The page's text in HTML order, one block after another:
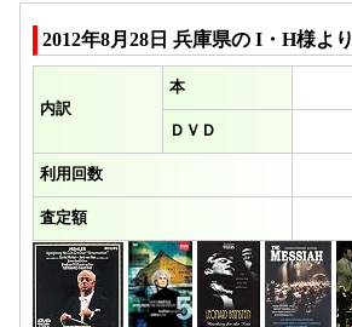
2012年8月28日 兵庫県の I・H様より
内訳
本
ＤＶＤ
利用回数
査定額